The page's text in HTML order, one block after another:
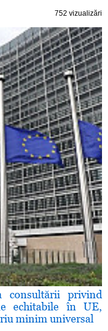
752 vizualizări
privind
echitabile în UE,
minim universal